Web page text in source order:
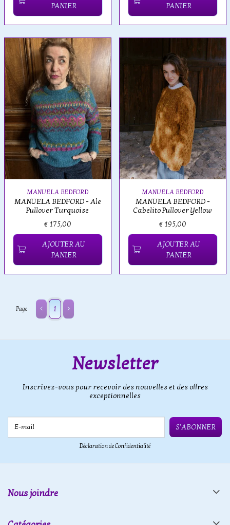
PANIER
PANIER
MANUELA BEDFORD
MANUELA BEDFORD - Ale
Pullover Turquoise
€ 175,00
AJOUTER AU
PANIER
MANUELA BEDFORD
MANUELA BEDFORD -
Cabelito Pullover Yellow
€ 195,00
AJOUTER AU
PANIER
Page 1
Newsletter
Inscrivez-vous pour recevoir des nouvelles et des offres
exceptionnelles
S'ABONNER
Déclaration de Confidentialité
Nous joindre